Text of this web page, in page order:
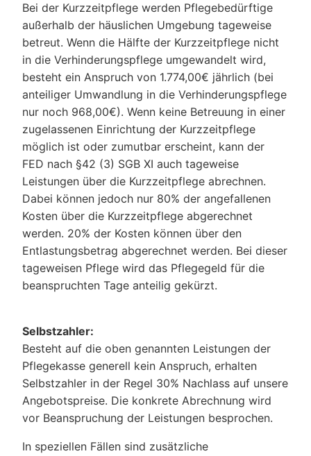
Bei der Kurzzeitpflege werden Pflegebedürftige
außerhalb der häuslichen Umgebung tageweise
betreut. Wenn die Hälfte der Kurzzeitpflege nicht
in die Verhinderungspflege umgewandelt wird,
besteht ein Anspruch von 1.774,00€ jährlich (bei
anteiliger Umwandlung in die Verhinderungspflege
nur noch 968,00€). Wenn keine Betreuung in einer
zugelassenen Einrichtung der Kurzzeitpflege
möglich ist oder zumutbar erscheint, kann der
FED nach §42 (3) SGB XI auch tageweise
Leistungen über die Kurzzeitpflege abrechnen.
Dabei können jedoch nur 80% der angefallenen
Kosten über die Kurzzeitpflege abgerechnet
werden. 20% der Kosten können über den
Entlastungsbetrag abgerechnet werden. Bei dieser
tageweisen Pflege wird das Pflegegeld für die
beanspruchten Tage anteilig gekürzt.
Selbstzahler:
Besteht auf die oben genannten Leistungen der
Pflegekasse generell kein Anspruch, erhalten
Selbstzahler in der Regel 30% Nachlass auf unsere
Angebotspreise. Die konkrete Abrechnung wird
vor Beanspruchung der Leistungen besprochen.
In speziellen Fällen sind zusätzliche